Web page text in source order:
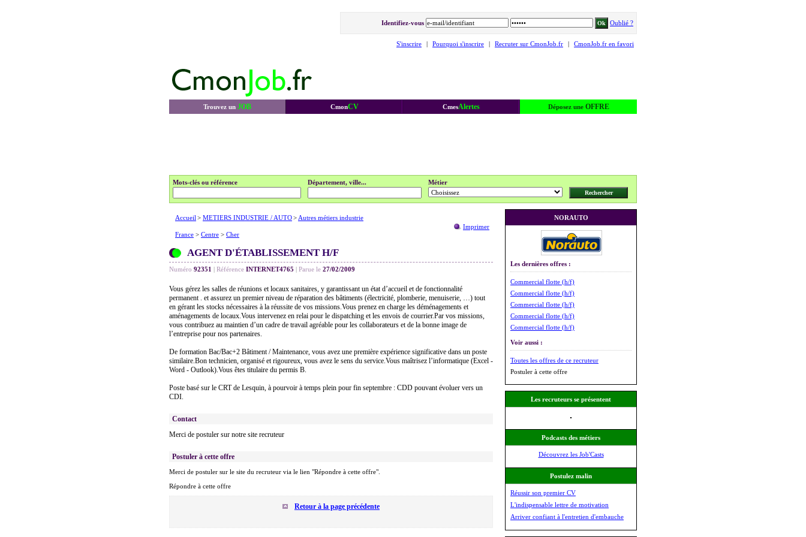
Identifiez-vous Oublié ?
S'inscrire | Pourquoi s'inscrire | Recruter sur CmonJob.fr | CmonJob.fr en favori
Trouvez un JOB CmonCV CmesAlertes Déposez une OFFRE
Mots-clés ou référence Département, ville... Métier
Imprimer
Accueil > METIERS INDUSTRIE / AUTO> Autres métiers industrie
France > Centre > Cher
AGENT D'ÉTABLISSEMENT H/F
Numéro 92351 | Référence INTERNET4765 | Parue le 27/02/2009
Vous gérez les salles de réunions et locaux sanitaires, y garantissant un état d’accueil et de fonctionnalité
permanent . et assurez un premier niveau de réparation des bâtiments (électricité, plomberie, menuiserie, …) tout
en gérant les stocks nécessaires à la réussite de vos missions.Vous prenez en charge les déménagements et
aménagements de locaux.Vous intervenez en relai pour le dispatching et les envois de courrier.Par vos missions,
vous contribuez au maintien d’un cadre de travail agréable pour les collaborateurs et de la bonne image de
l’entreprise pour nos partenaires.
De formation Bac/Bac+2 Bâtiment / Maintenance, vous avez une première expérience significative dans un poste
similaire.Bon technicien, organisé et rigoureux, vous avez le sens du service.Vous maîtrisez l’informatique (Excel -
Word - Outlook).Vous êtes titulaire du permis B.
Poste basé sur le CRT de Lesquin, à pourvoir à temps plein pour fin septembre : CDD pouvant évoluer vers un
CDI.
Contact
Merci de postuler sur notre site recruteur
Postuler à cette offre
Merci de postuler sur le site du recruteur via le lien "Répondre à cette offre".
Répondre à cette offre
Retour à la page précédente
NORAUTO
Les dernières offres :
Commercial flotte (h/f)
Commercial flotte (h/f)
Commercial flotte (h/f)
Commercial flotte (h/f)
Commercial flotte (h/f)
Voir aussi :
Toutes les offres de ce recruteur
Postuler à cette offre
Les recruteurs se présentent
Podcasts des métiers
Découvrez les Job'Casts
Postulez malin
Réussir son premier CV
L'indispensable lettre de motivation
Arriver confiant à l'entretien d'embauche